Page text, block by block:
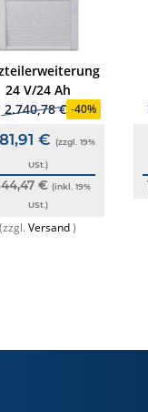
24 V/24 Ah
2.740,78 € -40%
€ (zzgl. 19%
USt.)
€ (inkl. 19%
USt.)
(zzgl.Versand)